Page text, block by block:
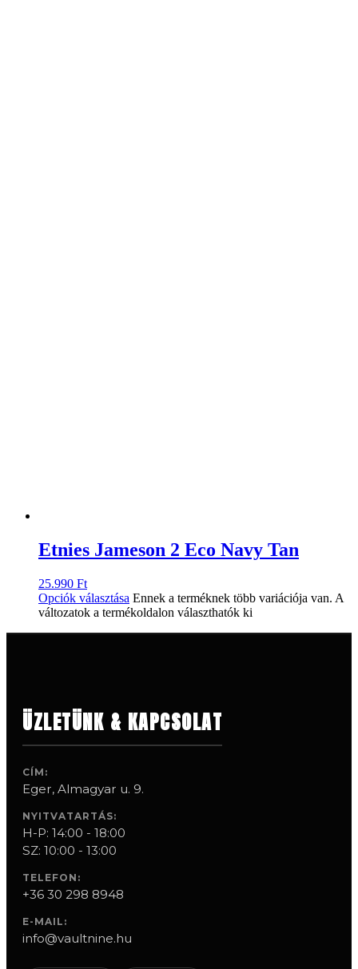
Etnies Jameson 2 Eco Navy Tan
25.990 Ft
Opciók választása Ennek a terméknek több variációja van. A
változatok a termékoldalon választhatók ki
ÜZLETÜNK & KAPCSOLAT
CÍM:
Eger, Almagyar u. 9.
NYITVATARTÁS:
H-P: 14:00 - 18:00
SZ: 10:00 - 13:00
TELEFON:
+36 30 298 8948
E-MAIL:
info@vaultnine.hu